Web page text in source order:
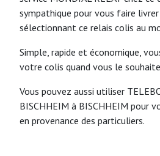
sympathique pour vous faire
sélectionnant ce relais colis au
Simple, rapide et économique,
votre colis quand vous le
Vous pouvez aussi utiliser
BISCHHEIM à BISCHHEIM pour
en provenance des particuliers.